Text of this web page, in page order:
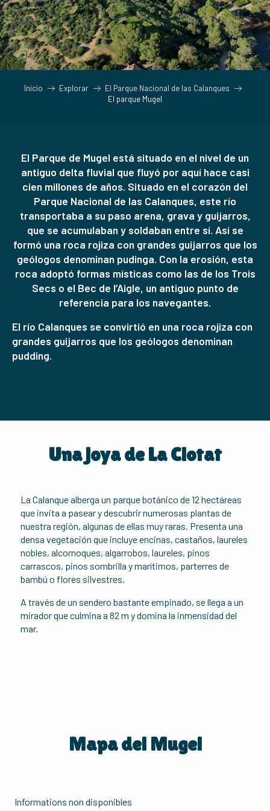
Inicio Explorar
El Parque Nacional de las Calanques
El parque Mugel
El Parque de Mugel está situado en el nivel de un
antiguo delta fluvial que fluyó por aquí hace casi
cien millones de años. Situado en el corazón del
Parque Nacional de las Calanques, este río
transportaba a su paso arena, grava y guijarros,
que se acumulaban y soldaban entre sí. Así se
formó una roca rojiza con grandes guijarros que los
geólogos denominan pudinga. Con la erosión, esta
roca adoptó formas místicas como las de los Trois
Secs o el Bec de l’Aigle, un antiguo punto de
referencia para los navegantes.
El río Calanques se convirtió en una roca rojiza con
grandes guijarros que los geólogos denominan
pudding.
Una joya de La Ciotat
La Calanque alberga un parque botánico de 12 hectáreas
que invita a pasear y descubrir numerosas plantas de
nuestra región, algunas de ellas muy raras. Presenta una
densa vegetación que incluye encinas, castaños, laureles
nobles, alcornoques, algarrobos, laureles, pinos
carrascos, pinos sombrilla y marítimos, parterres de
bambú o flores silvestres.
A través de un sendero bastante empinado, se llega a un
mirador que culmina a 82 m y domina la inmensidad del
mar.
Mapa del Mugel
Informations non disponibles